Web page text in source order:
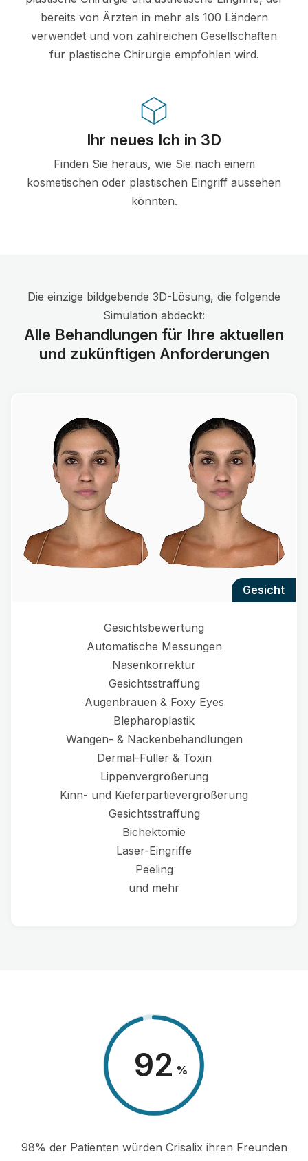
bereits von Ärzten in mehr als 100 Ländern
verwendet und von zahlreichen Gesellschaften
für plastische Chirurgie empfohlen wird.
Ihr neues Ich in 3D
Finden Sie heraus, wie Sie nach einem
kosmetischen oder plastischen Eingriff aussehen
könnten.
Die einzige bildgebende 3D-Lösung, die folgende
Simulation abdeckt:
Alle Behandlungen für Ihre aktuellen
und zukünftigen Anforderungen
gesicht
Gesichtsbewertung
Automatische Messungen
Nasenkorrektur
Gesichtsstraffung
Augenbrauen & Foxy Eyes
Blepharoplastik
Wangen- & Nackenbehandlungen
Dermal-Füller & Toxin
Lippenvergrößerung
Kinn- und Kieferpartievergrößerung
Gesichtsstraffung
Bichektomie
Laser-Eingriffe
Peeling
und mehr
98 %
98% der Patienten würden Crisalix ihren Freunden